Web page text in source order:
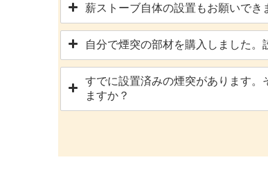
薪ストーブ自体の設置もお願いでき
自分で煙突の部材を購入しました。
すでに設置済みの煙突があります。
ますか？